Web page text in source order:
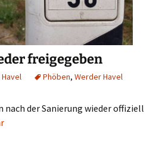
freigegeben
Phöben, Werder Havel
nach der Sanierung wieder offiziell